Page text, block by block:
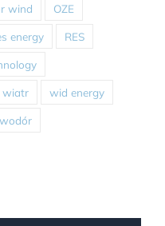
wind OZE
energy RES
wiatr wid energy
wodór